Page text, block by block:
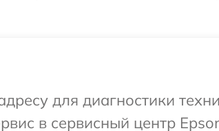
для диагностики
в сервисный центр